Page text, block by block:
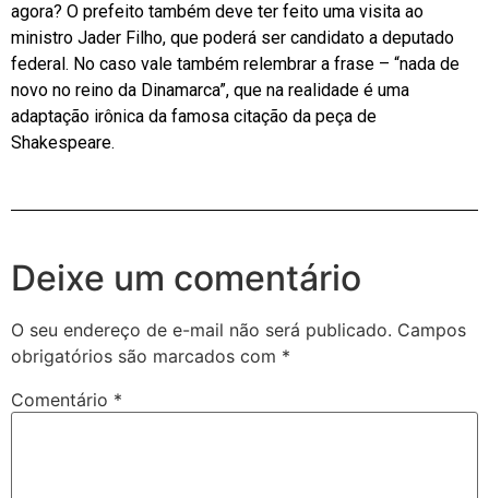
agora? O prefeito também deve ter feito uma visita ao
ministro Jader Filho, que poderá ser candidato a deputado
federal. No caso vale também relembrar a frase – “nada de
novo no reino da Dinamarca”, que na realidade é uma
adaptação irônica da famosa citação da peça de
Shakespeare.
Deixe um comentário
O seu endereço de e-mail não será publicado. Campos
obrigatórios são marcados com *
Comentário *